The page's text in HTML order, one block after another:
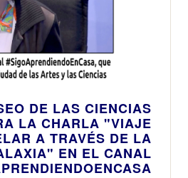
DE LAS CIENCIAS
LA CHARLA "VIAJE
A TRAVÉS DE LA
EN EL CANAL